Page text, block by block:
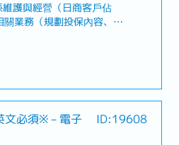
維護與經營（日商客戶佔
業務（規劃投保內容、協
部門營業運作【工作魅
可建立穩定的職涯發
業知識與技能！
假、喪假、生理假、產檢
假）
文必須※－電子
ID:19608